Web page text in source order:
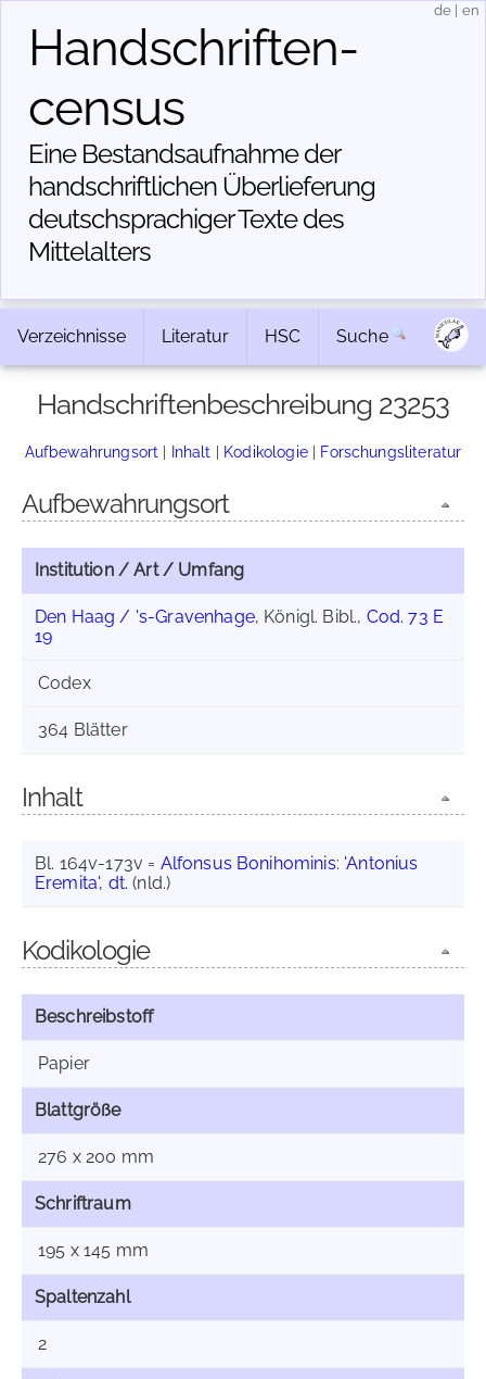
Handschriften­
census
Eine Bestandsaufnahme der
handschriftlichen Über­lieferung
deutschsprachiger Texte des
Mittelalters
de en
Verzeichnisse Literatur HSC Suche
Handschriftenbeschreibung 23253
Aufbewahrungsort | Inhalt | Kodikologie| Forschungsliteratur
Aufbewahrungsort
Institution / Art / Umfang
Den Haag / 's-Gravenhage, Königl. Bibl., Cod. 73 E
19
Codex
364 Blätter
Inhalt
Bl. 164v-173v = Alfonsus Bonihominis: 'Antonius
Eremita', dt. (nld.)
Kodikologie
Beschreibstoff
Papier
Blattgröße
276 x 200 mm
Schriftraum
195 x 145 mm
Spaltenzahl
2